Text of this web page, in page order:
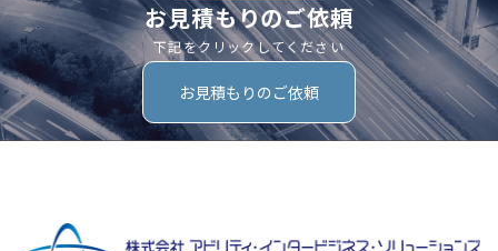
お見積もりのご依頼
下記をクリックしてください
お見積もりのご依頼